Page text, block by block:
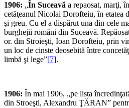
1906: „În Suceavă a repaosat, marţi,
cetăţeanul Nicolai Dorofteiu, în etatea
şi greu. Cu el a dispărut una din cele
burghejii români din Suceavă.
or. din Stroieşti, Ioan Dorofteiu, prin
un loc de cinste deosebită între
limbă şi lege”[7].
1906: În mai 1906, „pe lista
din Stroeşti, Alexandru ŢĂRAN”